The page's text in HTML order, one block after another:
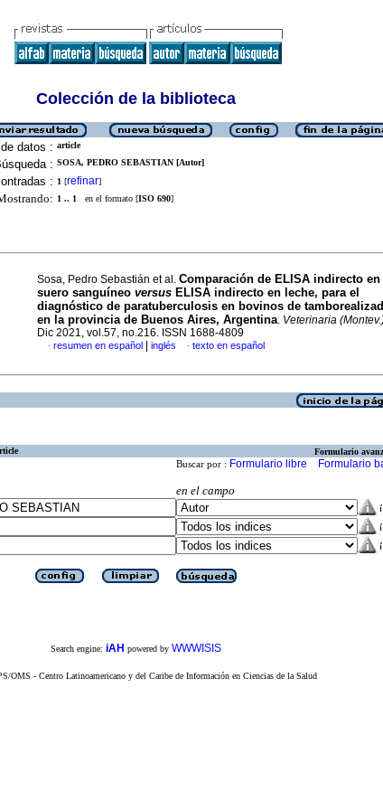
Colección de la biblioteca
datos : article
: SOSA, PEDRO SEBASTIAN [Autor]
: 1 [refinar]
1 .. 1 en el formato [ISO 690]
Sosa, Pedro Sebastián et al. Comparación de ELISA indirecto en
suero sanguíneo versus ELISA indirecto en leche, para el
diagnóstico de paratuberculosis en bovinos de
en la provincia de Buenos Aires, Argentina. Veterinaria
Dic 2021, vol.57, no.216. ISSN 1688-4809
· resumen en español inglés · texto en español
Formulario
Buscar por : Formulario libre Formulario
en el campo
Search engine: iAH powered by WWWISIS
OMS - Centro Latinoamericano y del Caribe de Información en Ciencias de la Salud